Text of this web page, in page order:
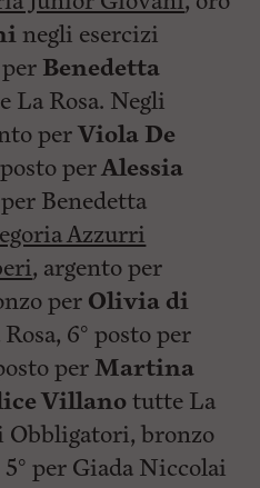
negli esercizi
Benedetta
La Rosa. Negli
perViola De
perAlessia
Benedetta
Azzurri
, argento per
per Olivia di
6° posto per
perMartina
Villanotutte La
Obbligatori, bronzo
per Giada Niccolai